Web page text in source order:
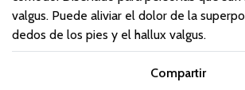
valgus. Puede aliviar el dolor de la
dedos de los pies y el hallux valgus.
Compartir